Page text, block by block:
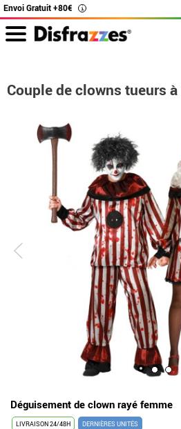
Envoi Gratuit +80€ i
Couple de clowns tueurs
Déguisement de clown rayé femme
LIVRAISON 24/48H DERNIÈRES UNITÉS